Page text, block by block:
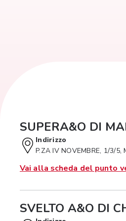
SUPERA&O DI
Indirizzo
P.ZA IV NOVEMBRE, 1/3/
Vai alla scheda del punto
SVELTO A&O DI